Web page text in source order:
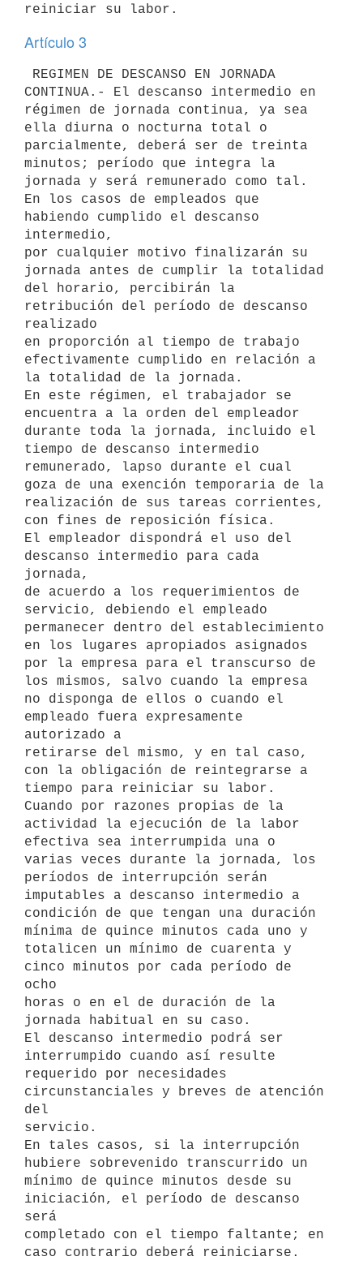
Artículo 3
CONTINUA.- El descanso intermedio en
régimen de jornada continua, ya sea
ella diurna o nocturna total o
parcialmente, deberá ser de treinta
minutos; período que integra la
jornada y será remunerado como tal.
En los casos de empleados que
habiendo cumplido el descanso
intermedio,
por cualquier motivo finalizarán su
jornada antes de cumplir la totalidad
del horario, percibirán la
retribución del período de descanso
realizado
en proporción al tiempo de trabajo
efectivamente cumplido en relación a
la totalidad de la jornada.
En este régimen, el trabajador se
encuentra a la orden del empleador
durante toda la jornada, incluido el
tiempo de descanso intermedio
remunerado, lapso durante el cual
goza de una exención temporaria de la
realización de sus tareas corrientes,
con fines de reposición física.
El empleador dispondrá el uso del
descanso intermedio para cada
jornada,
de acuerdo a los requerimientos de
servicio, debiendo el empleado
permanecer dentro del establecimiento
en los lugares apropiados asignados
por la empresa para el transcurso de
los mismos, salvo cuando la empresa
no disponga de ellos o cuando el
empleado fuera expresamente
autorizado a
retirarse del mismo, y en tal caso,
con la obligación de reintegrarse a
tiempo para reiniciar su labor.
Cuando por razones propias de la
actividad la ejecución de la labor
efectiva sea interrumpida una o
varias veces durante la jornada, los
períodos de interrupción serán
imputables a descanso intermedio a
condición de que tengan una duración
mínima de quince minutos cada uno y
totalicen un mínimo de cuarenta y
cinco minutos por cada período de
ocho
horas o en el de duración de la
jornada habitual en su caso.
El descanso intermedio podrá ser
interrumpido cuando así resulte
requerido por necesidades
circunstanciales y breves de atención
del
servicio.
En tales casos, si la interrupción
hubiere sobrevenido transcurrido un
mínimo de quince minutos desde su
iniciación, el período de descanso
será
completado con el tiempo faltante; en